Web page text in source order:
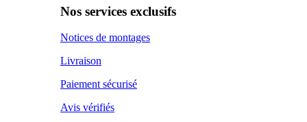
Nos services exclusifs
Notices de montages
Livraison
Paiement sécurisé
Avis vérifiés